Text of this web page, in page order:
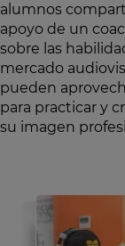
alumnos
apoyo de un
sobre las
mercado
pueden
para practicar y
su imagen